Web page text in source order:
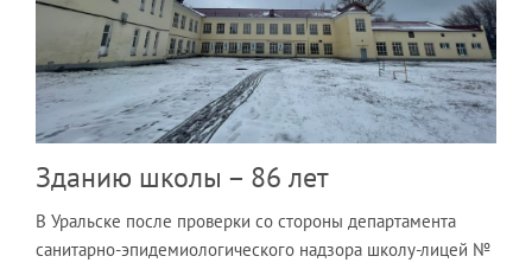
Зданию школы – 86 лет
В Уральске после проверки со стороны департамента
санитарно-эпидемиологического надзора школу-лицей №